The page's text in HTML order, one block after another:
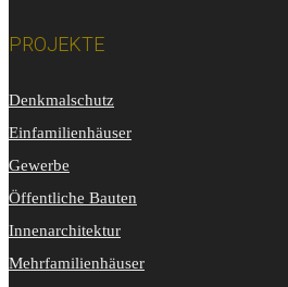
PROJEKTE
Denkmalschutz
Einfamilienhäuser
Gewerbe
Öffentliche Bauten
Innenarchitektur
Mehrfamilienhäuser